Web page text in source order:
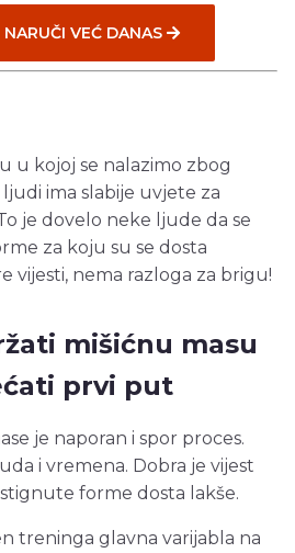
NARUČI VEĆ DANAS
u kojoj se nalazimo zbog
ima slabije uvjete za
je dovelo neke ljude da se
za koju su se dosta
vijesti, nema razloga za brigu!
mišićnu masu
prvi put
je naporan i spor proces.
i vremena. Dobra je vijest
forme dosta lakše.
treninga glavna varijabla na